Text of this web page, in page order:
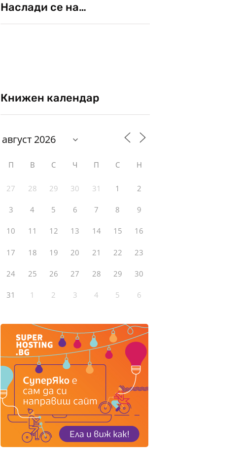
Наслади се на…
Книжен календар
П В С Ч П С Н
27 28 29 30 31 1 2
3 4 5 6 7 8 9
10 11 12 13 14 15 16
17 18 19 20 21 22 23
24 25 26 27 28 29 30
31 1 2 3 4 5 6